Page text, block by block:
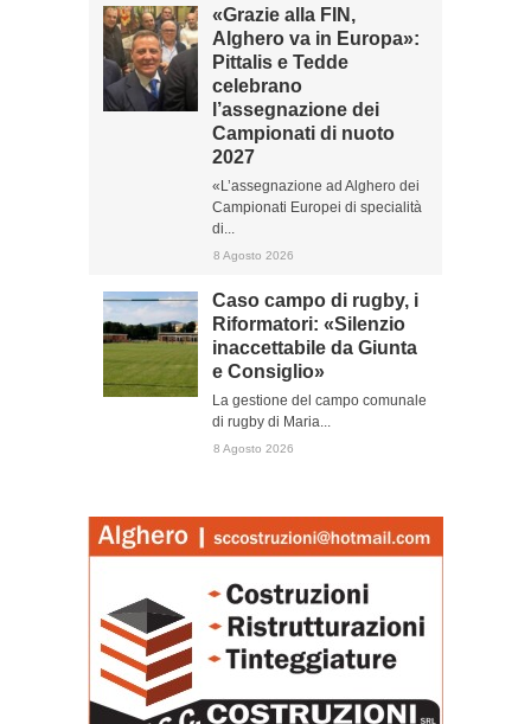
«Grazie alla FIN,
Alghero va in Europa»:
Pittalis e Tedde
celebrano
l’assegnazione dei
Campionati di nuoto
2027
«L’assegnazione ad Alghero dei
Campionati Europei di specialità
di...
8 Agosto 2026
Caso campo di rugby, i
Riformatori: «Silenzio
inaccettabile da Giunta
e Consiglio»
La gestione del campo comunale
di rugby di Maria...
8 Agosto 2026